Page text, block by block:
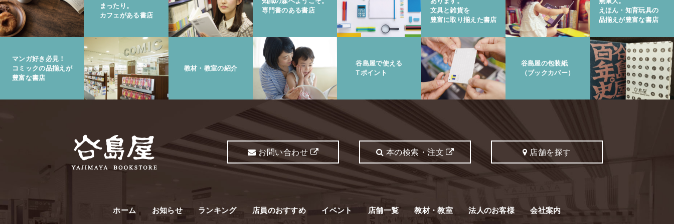
まったり。
カフェがある書店
専門書のある書店
文具と雑貨を
豊富に取り揃えた書店
えほん・知育玩具の
品揃えが豊富な書店
マンガ好き必見！
コミックの品揃えが
豊富な書店
教材・教室の紹介
谷島屋で使える
Tポイント
谷島屋の包装紙
（ブックカバー）
お問い合わせ 本の検索・注文 店舗を探す
ホーム お知らせ ランキング 店員のおすすめ イベント 店舗一覧 教材・教室 法人のお客様 会社案内